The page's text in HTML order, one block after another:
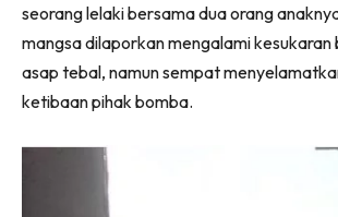
seorang lelaki bersama dua orang
mangsa dilaporkan mengalami
asap tebal, namun sempat
ketibaan pihak bomba.